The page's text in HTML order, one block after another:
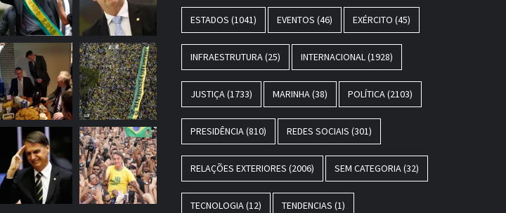
ESTADOS (1041) EVENTOS (46) EXÉRCITO (45)
INFRAESTRUTURA (25) INTERNACIONAL (1928)
JUSTIÇA (1733) MARINHA (38) POLÍTICA (2103)
PRESIDÊNCIA (810) REDES SOCIAIS (301)
RELAÇÕES EXTERIORES (2006) SEM CATEGORIA (32)
TECNOLOGIA (12) TENDENCIAS (1)